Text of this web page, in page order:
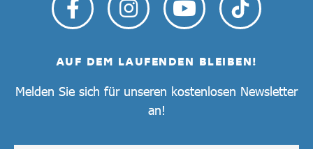
AUF DEM LAUFENDEN BLEIBEN!
Melden Sie sich für unseren kostenlosen Newsletter
an!